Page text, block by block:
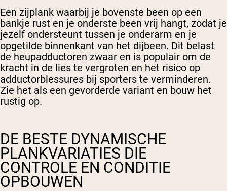
Een zijplank waarbij je bovenste been op een
bankje rust en je onderste been vrij hangt, zodat je
jezelf ondersteunt tussen je onderarm en je
opgetilde binnenkant van het dijbeen. Dit belast
de heupadductoren zwaar en is populair om de
kracht in de lies te vergroten en het risico op
adductorblessures bij sporters te verminderen.
Zie het als een gevorderde variant en bouw het
rustig op.
DE BESTE DYNAMISCHE
PLANKVARIATIES DIE
CONTROLE EN CONDITIE
OPBOUWEN